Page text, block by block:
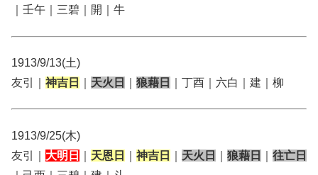
｜壬午｜三碧｜開｜牛
1913/9/13(土)
友引｜ 神吉日 天火日 狼藉日 ｜丁酉｜六白｜建｜柳
1913/9/25(木)
友引｜ 大明日 天恩日 神吉日 天火日 狼藉日
往亡日